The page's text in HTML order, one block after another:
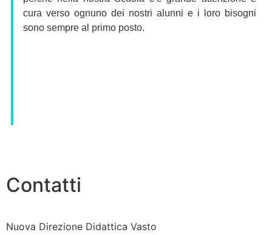
cura verso ognuno dei nostri alunni e i loro bisogni
sono sempre al primo posto.
Contatti
Nuova Direzione Didattica Vasto